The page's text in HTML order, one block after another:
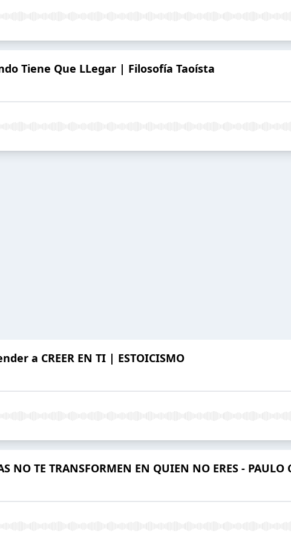
Tiene Que LLegar | Filosofía Taoísta
a CREER EN TI | ESTOICISMO
NO TE TRANSFORMEN EN QUIEN NO ERES - PAULO